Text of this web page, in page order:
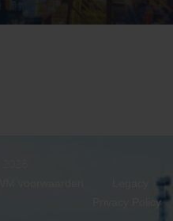
Privacy Policy